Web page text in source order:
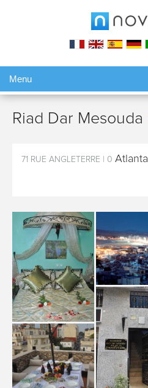
Menu
Riad Dar Mesouda
71 RUE ANGLETERRE 0 Atlanta